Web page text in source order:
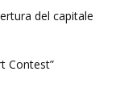
del capitale
Contest”